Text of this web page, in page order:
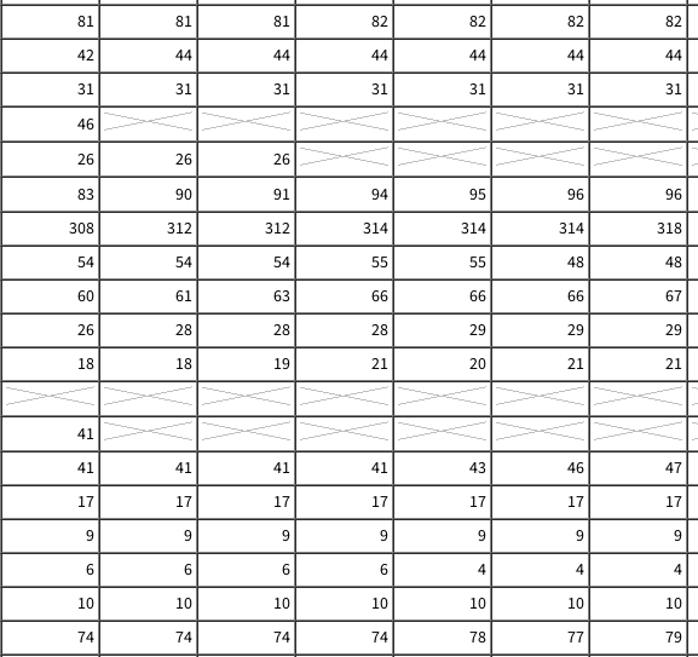
81 81 81 82 82 82
82
42 44 44 44 44 44
44
31 31 31 31 31 31
31
46
26 26
26
83 90 91 94 95 96
96
308 312 312 314 314 314
318
54 54 54 55 55 48
48
60 61 63 66 66 66
67
26 28 28 28 29 29
29
18 18 19 21 20 21
21
41
41 41 41 41 43 46
47
17 17 17 17 17 17
17
9 9 9 9 9 9
9
6 6 6 6 4 4
4
10 10 10 10 10 10
10
74 74 74 74 78 77
79